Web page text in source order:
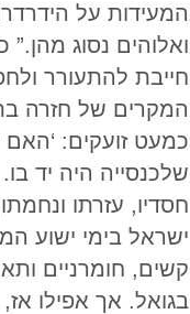
המעידות על
חייבת להתעורר
המקרים של חזרה
כמעט זועקים:
שלכנסייה היה יד
חסדיו, עזרתו
ישראל בימי ישוע
קשים, חומרניים
בגואל. אך אפילו